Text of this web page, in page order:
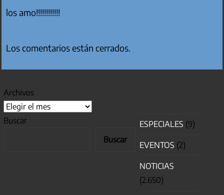
los amo!!!!!!!!!!!!
Los comentarios están cerrados.
Archivos
Buscar
Buscar
ESPECIALES (9)
EVENTOS (2)
NOTICIAS
(2.650)